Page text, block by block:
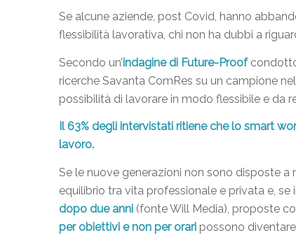
Se alcune aziende, post Covid, hanno
flessibilità lavorativa, chi non ha dubbi a
Secondo un’indagine di Future-Proof
ricerche Savanta ComRes su un campione
possibilità di lavorare in modo flessibile e da
Il 63% degli intervistati ritiene che lo smart
lavoro.
Se le nuove generazioni non sono disposte
equilibrio tra vita professionale e privata e, se
dopo due anni (fonte Will Media), proposte
per obiettivi e non per orari possono